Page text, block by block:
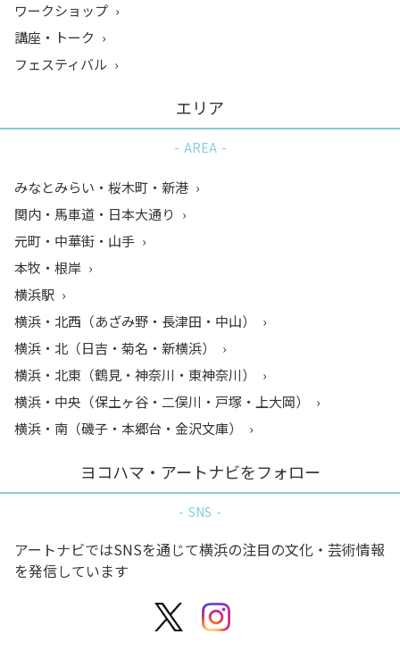
ワークショップ
講座・トーク
フェスティバル
エリア
AREA
みなとみらい・桜木町・新港
関内・馬車道・日本大通り
元町・中華街・山手
本牧・根岸
横浜駅
横浜・北西（あざみ野・長津田・中山）
横浜・北（日吉・菊名・新横浜）
横浜・北東（鶴見・神奈川・東神奈川）
横浜・中央（保土ヶ谷・二俣川・戸塚・上大岡）
横浜・南（磯子・本郷台・金沢文庫）
ヨコハマ・アートナビをフォロー
SNS
アートナビではSNSを通じて横浜の注目の文化・芸術情報
を発信しています